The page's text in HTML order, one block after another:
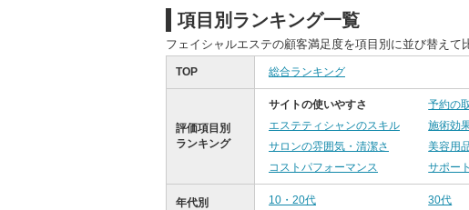
項目別ランキング一覧
フェイシャルエステの顧客満足度を項目別に並び替えて
TOP 総合ランキング
評価項目別
ランキング
サイトの使いやすさ 予約の
エステティシャンのスキル
施術効
サロンの雰囲気・清潔さ
美容用
コストパフォーマンス
サポー
年代別
10・20代 30代